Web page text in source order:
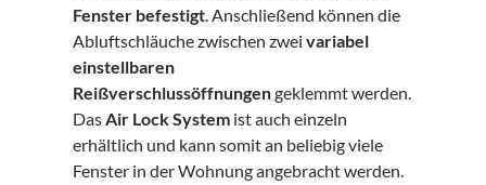
Fenster befestigt. Anschließend können die
Abluftschläuche zwischen zweivariabel
einstellbaren
Reißverschlussöffnungengeklemmt werden.
DasAir Lock System ist auch einzeln
erhältlich und kann somit an beliebig viele
Fenster in der Wohnung angebracht werden.